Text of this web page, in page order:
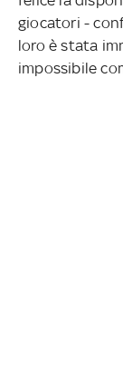
giocatori -
loro è stata
impossibile